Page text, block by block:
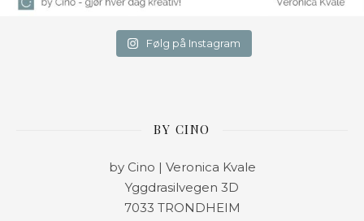
Følg på Instagram
BY CINO
by Cino | Veronica Kvale
Yggdrasilvegen 3D
7033 TRONDHEIM